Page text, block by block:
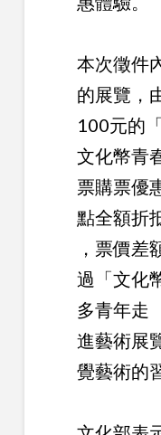
本次徵件
的展覽，
100元的「
文化幣青
票購票優
點全額折
，票價差
過「文化
多青年走
進藝術展
覺藝術的